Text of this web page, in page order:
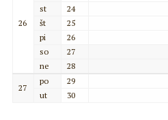
26
st
24
št
25
pi
26
so
27
ne
28
27
po
29
ut
30